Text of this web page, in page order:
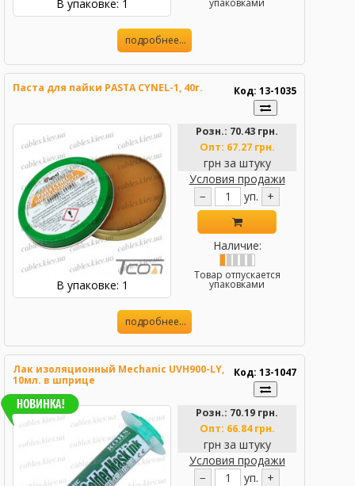
В упаковке: 1 упаковками
подробнее...
Паста для пайки PASTA CYNEL-1, 40г. Код: 13-1035
В упаковке: 1
Розн.: 70.43 грн.
Опт: 67.27 грн.
грн за штуку
Условия продажи
−
уп. +
Наличие:
Товар отпускается
упаковками
подробнее...
Лак изоляционный Mechanic UVH900-LY,
10мл. в шприце
Код: 13-1047
Розн.: 70.19 грн.
Опт: 66.84 грн.
грн за штуку
Условия продажи
−
уп. +